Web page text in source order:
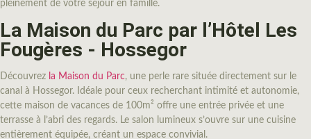
pleinement de votre séjour en famille.
La Maison du Parc par l’Hôtel Les
Fougères - Hossegor
Découvrez la Maison du Parc, une perle rare située directement sur le
canal à Hossegor. Idéale pour ceux recherchant intimité et autonomie,
cette maison de vacances de 100m² offre une entrée privée et une
terrasse à l’abri des regards. Le salon lumineux s’ouvre sur une cuisine
entièrement équipée, créant un espace convivial.